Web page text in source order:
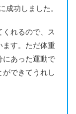
成功しました。
れるので、ス
ます。ただ体重
にあった運動で
ができてうれし